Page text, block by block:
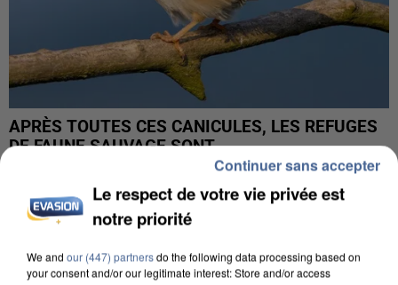
APRÈS TOUTES CES CANICULES, LES REFUGES
DE FAUNE SAUVAGE SONT...
Le respect de votre vie privée est
notre priorité
We and our (447) partnersdo the following data processing based on
your consent and/or our legitimate interest: Store and/or access
Continuer sans accepter